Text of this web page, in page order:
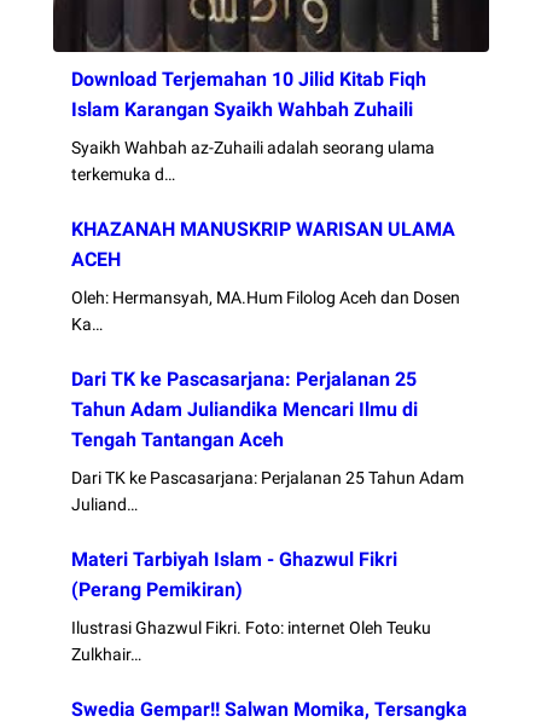
Download Terjemahan 10 Jilid Kitab Fiqh
Islam Karangan Syaikh Wahbah Zuhaili
Syaikh Wahbah az-Zuhaili adalah seorang ulama
terkemuka d…
KHAZANAH MANUSKRIP WARISAN ULAMA
ACEH
Oleh: Hermansyah, MA.Hum Filolog Aceh dan Dosen
Ka…
Dari TK ke Pascasarjana: Perjalanan 25
Tahun Adam Juliandika Mencari Ilmu di
Tengah Tantangan Aceh
Dari TK ke Pascasarjana: Perjalanan 25 Tahun Adam
Juliand…
Materi Tarbiyah Islam - Ghazwul Fikri
(Perang Pemikiran)
Ilustrasi Ghazwul Fikri. Foto: internet Oleh Teuku
Zulkhair…
Swedia Gempar!! Salwan Momika, Tersangka